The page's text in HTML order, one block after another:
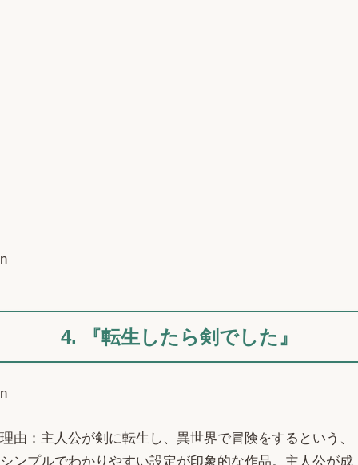
n
4. 『転生したら剣でした』
n
理由：主人公が剣に転生し、異世界で冒険をするという、
シンプルでわかりやすい設定が印象的な作品。主人公が成